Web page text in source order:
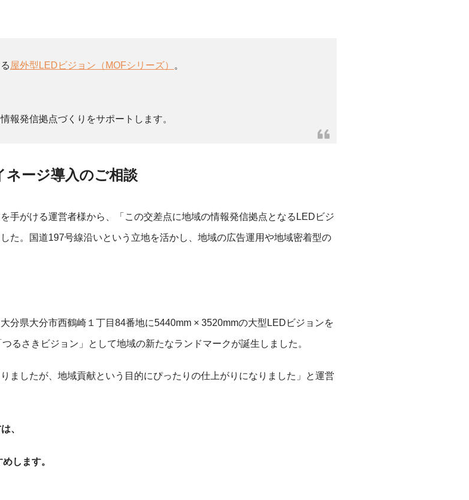
屋外型LEDビジョン（MOFシリーズ） 。
報発信拠点づくりをサポートします。
ージ導入のご相談
手がける運営者様から、「この交差点に地域の情報発信拠点となるLEDビジ
た。国道197号線沿いという立地を活かし、地域の広告運用や地域密着型の
分県大分市西鶴崎１丁目84番地に5440mm × 3520mmの大型LEDビジョンを
るさきビジョン」として地域の新たなランドマークが誕生しました。
ましたが、地域貢献という目的にぴったりの仕上がりになりました」と運営
、
します。